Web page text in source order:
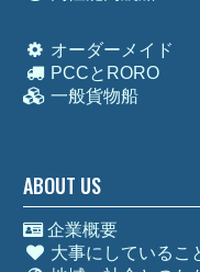
オーダーメイド
PCCとRORO
一般貨物船
ABOUT US
企業概要
大事にしているこ